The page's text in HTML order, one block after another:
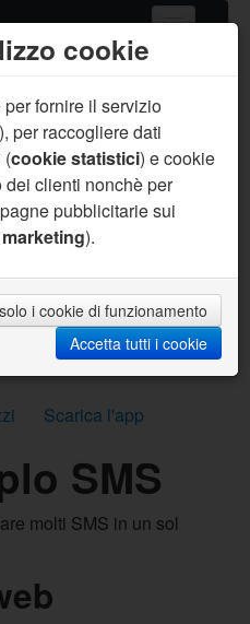
?
gratuiti e molto
Scarica l'app
cookie
fornire il servizio
), per raccogliere dati
(cookie statistici) e cookie
clienti nonchè per
pubblicitarie sui
).
i cookie di funzionamento
Accetta tutti i cookie
SMS
molti SMS in un sol